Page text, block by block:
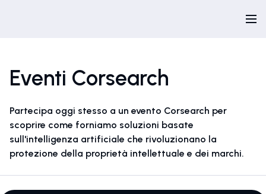
Eventi Corsearch
Partecipa oggi stesso a un evento Corsearch per
scoprire come forniamo soluzioni basate
sull'intelligenza artificiale che rivoluzionano la
protezione della proprietà intellettuale e dei marchi.